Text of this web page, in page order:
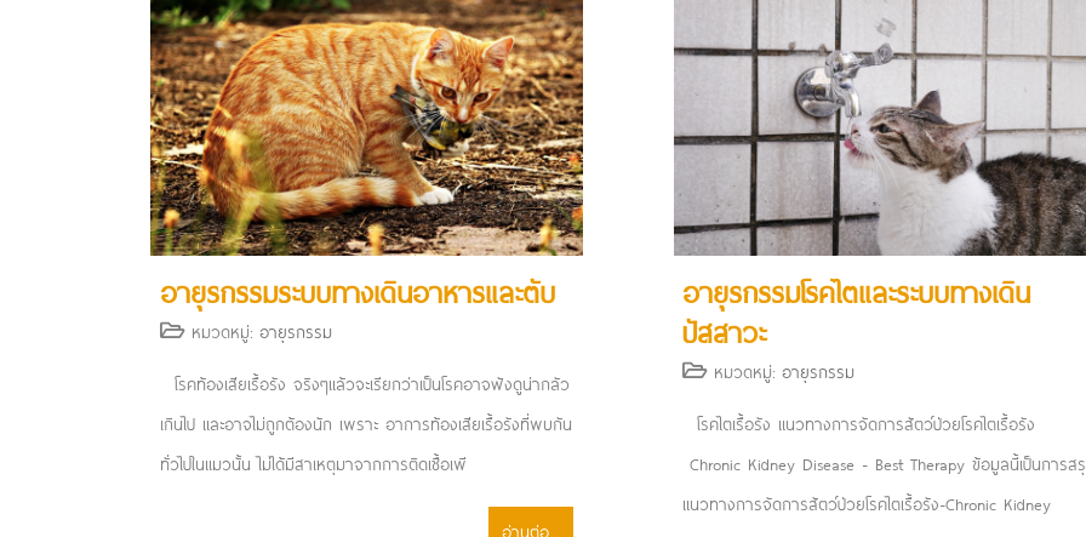
อายุรกรรมระบบทางเดินอาหารและตับ
หมวดหมู่: อายุรกรรม
โรคท้องเสียเรื้อรัง จริงๆแล้วจะเรียกว่าเป็นโรคอาจฟังดูน่ากลัว
เกินไป และอาจไม่ถูกต้องนัก เพราะ อาการท้องเสียเรื้อรังที่พบกัน
ทั่วไปในแมวนั้น ไม่ได้มีสาเหตุมาจากการติดเชื้อเพี
อ่านต่อ...
อายุรกรรมโรคไตและระบบทางเดิน
ปัสสาวะ
หมวดหมู่:อายุรกรรม
โรคไตเรื้อรัง แนวทางการจัดการสัตว์ป่วยโรคไตเรื้อรัง
Chronic Kidney Disease - Best Therapy ข้อมูลนี้เป็นการส
แนวทางการจัดการสัตว์ป่วยโรคไตเรื้อรัง-Chronic Kidney